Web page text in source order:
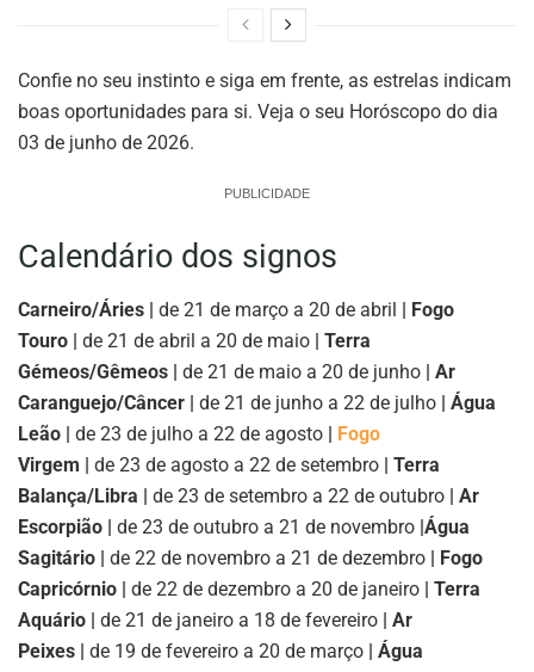
Confie no seu instinto e siga em frente, as estrelas indicam
boas oportunidades para si. Veja o seu Horóscopo do dia
03 de junho de 2026.
PUBLICIDADE
Calendário dos signos
Carneiro/Áries | de 21 de março a 20 de abril | Fogo
Touro | de 21 de abril a 20 de maio | Terra
Gémeos/Gêmeos | de 21 de maio a 20 de junho | Ar
Caranguejo/Câncer | de 21 de junho a 22 de julho | Água
Leão | de 23 de julho a 22 de agosto | Fogo
Virgem | de 23 de agosto a 22 de setembro | Terra
Balança/Libra | de 23 de setembro a 22 de outubro | Ar
Escorpião | de 23 de outubro a 21 de novembro |Água
Sagitário | de 22 de novembro a 21 de dezembro | Fogo
Capricórnio | de 22 de dezembro a 20 de janeiro | Terra
Aquário | de 21 de janeiro a 18 de fevereiro | Ar
Peixes | de 19 de fevereiro a 20 de março | Água